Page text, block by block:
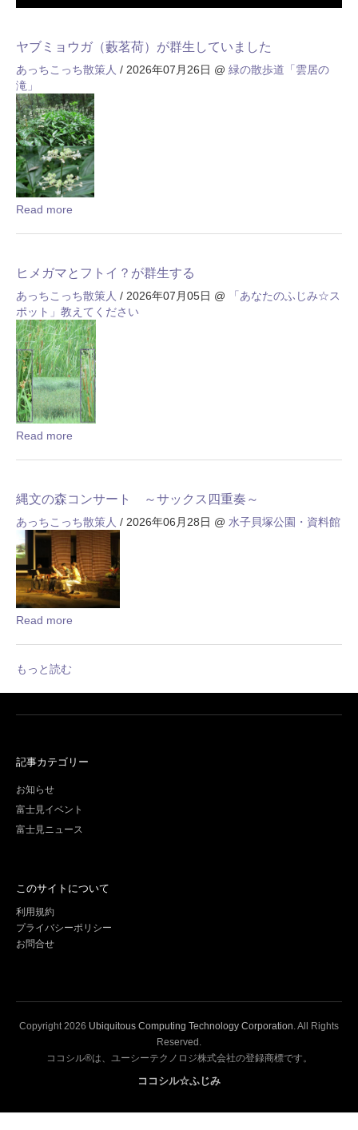
ヤブミョウガ（藪茗荷）が群生していました
あっちこっち散策人 / 2026年07月26日 @ 緑の散歩道「雲居の
滝」
Read more
ヒメガマとフトイ？が群生する
あっちこっち散策人 / 2026年07月05日 @
「あなたのふじみ☆ス
ポット」教えてください
Read more
縄文の森コンサート ～サックス四重奏～
あっちこっち散策人 / 2026年06月28日 @ 水子貝塚公園・資料館
Read more
もっと読む
記事カテゴリー
お知らせ
富士見イベント
富士見ニュース
このサイトについて
利用規約
プライバシーポリシー
お問合せ
Copyright2026 Ubiquitous Computing Technology Corporation. All Rights
Reserved.
ココシル®は、ユーシーテクノロジ株式会社の登録商標です。
ココシル☆ふじみ